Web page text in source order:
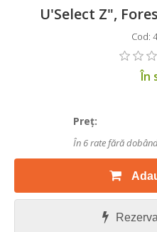
U'Select Z",
Cod:
În
Preţ:
În 6 rate fără